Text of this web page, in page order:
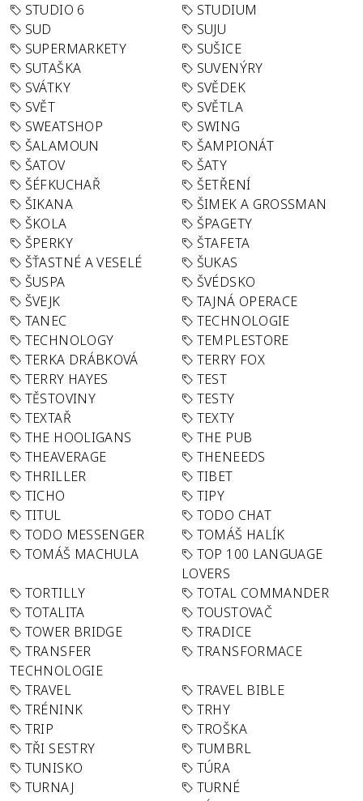
STUDIO 6
STUDIUM
SUD
SUJU
SUPERMARKETY
SUŠICE
SUTAŠKA
SUVENÝRY
SVÁTKY
SVĚDEK
SVĚT
SVĚTLA
SWEATSHOP
SWING
ŠALAMOUN
ŠAMPIONÁT
ŠATOV
ŠATY
ŠÉFKUCHAŘ
ŠETŘENÍ
ŠIKANA
ŠIMEK A GROSSMAN
ŠKOLA
ŠPAGETY
ŠPERKY
ŠTAFETA
ŠŤASTNÉ A VESELÉ
ŠUKAS
ŠUSPA
ŠVÉDSKO
ŠVEJK
TAJNÁ OPERACE
TANEC
TECHNOLOGIE
TECHNOLOGY
TEMPLESTORE
TERKA DRÁBKOVÁ
TERRY FOX
TERRY HAYES
TEST
TĚSTOVINY
TESTY
TEXTAŘ
TEXTY
THE HOOLIGANS
THE PUB
THEAVERAGE
THENEEDS
THRILLER
TIBET
TICHO
TIPY
TITUL
TODO CHAT
TODO MESSENGER
TOMÁŠ HALÍK
TOMÁŠ MACHULA
TOP 100 LANGUAGE
LOVERS
TORTILLY
TOTAL COMMANDER
TOTALITA
TOUSTOVAČ
TOWER BRIDGE
TRADICE
TRANSFER
TECHNOLOGIE
TRANSFORMACE
TRAVEL
TRAVEL BIBLE
TRÉNINK
TRHY
TRIP
TROŠKA
TŘI SESTRY
TUMBRL
TUNISKO
TÚRA
TURNAJ
TURNÉ